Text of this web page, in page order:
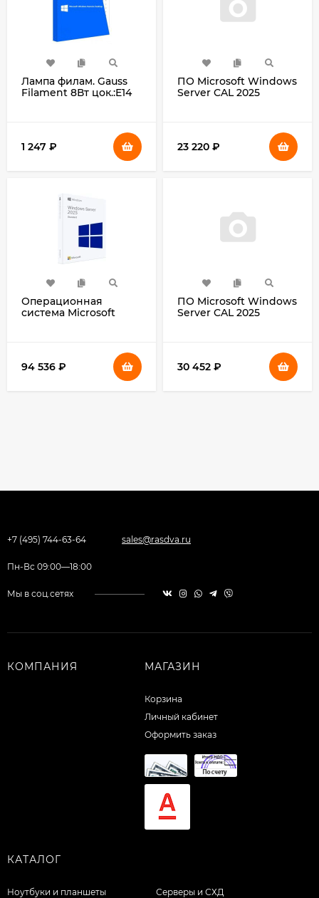
Лампа филам. Gauss
Filament 8Вт цок.:E14
1 247 ₽
ПО Microsoft Windows
Server CAL 2025
23 220 ₽
Операционная
система Microsoft
94 536 ₽
ПО Microsoft Windows
Server CAL 2025
30 452 ₽
+7 (495) 744-63-64 sales@rasdva.ru
Пн-Вс 09:00—18:00
Мы в соц.сетях
КОМПАНИЯ МАГАЗИН
Корзина
Личный кабинет
Оформить заказ
КАТАЛОГ
Ноутбуки и планшеты
Серверы и СХД